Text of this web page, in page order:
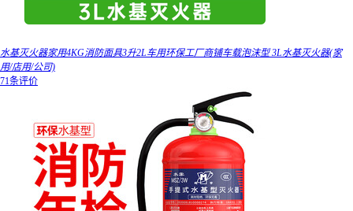
水基灭火器家用4KG消防面具3升2L车用环保工厂商铺车载泡沫型 3L水基灭火器(家
用/店用/公司)
71条评价